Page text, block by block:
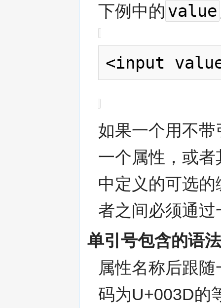
下例中的 value
如果一个用不
一个属性，或
中定义的可选
者之间必须通
单引号包含的语法
属性名称后跟
码为U+003D的